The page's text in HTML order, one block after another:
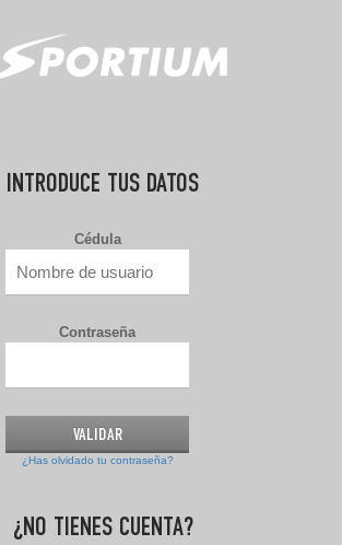
INTRODUCE TUS DATOS
Cédula
Contraseña
¿Has olvidado tu contraseña?
¿NO TIENES CUENTA?